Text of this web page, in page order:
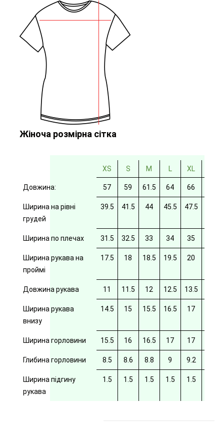
Жіноча розмірна сітка
XS S M L XL
Довжина: 57 59 61.5 64 66
Ширина на рівні
грудей
39.5 41.5 44 45.5 47.5
Ширина по плечах 31.5 32.5 33 34 35
Ширина рукава на
проймі
17.5 18 18.5 19.5 20
Довжина рукава 11 11.5 12 12.5 13.5
Ширина рукава
внизу
14.5 15 15.5 16.5 17
Ширина горловини 15.5 16 16.5 17 17
Глибина горловини 8.5 8.6 8.8 9 9.2
Ширина підгину
рукава
1.5 1.5 1.5 1.5 1.5